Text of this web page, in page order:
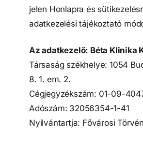
jelen Honlapra és
adatkezelési tájékoztató
Az adatkezelő: Béta Klinika
Társaság székhelye:1054
8. 1. em. 2.
Cégjegyzékszám: 01-09-
Adószám: 32056354-1-41
Nyilvántartja: Fővárosi